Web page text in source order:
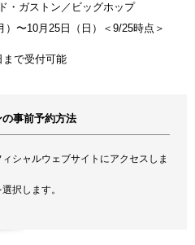
・ガストン／ビッグホップ
〜10月25日（日）＜9/25時点＞
で受付可能
の事前予約方法
シャルウェブサイトにアクセスしま
択します。